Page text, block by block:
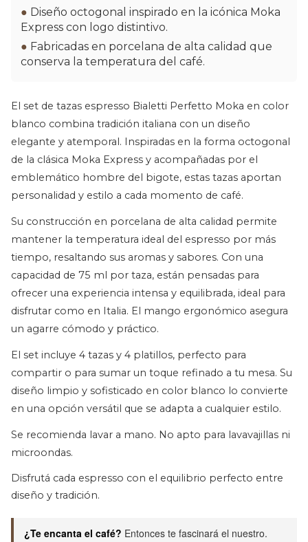
● Diseño octogonal inspirado en la icónica Moka
Express con logo distintivo.
● Fabricadas en porcelana de alta calidad que
conserva la temperatura del café.
El set de tazas espresso Bialetti Perfetto Moka en color
blanco combina tradición italiana con un diseño
elegante y atemporal. Inspiradas en la forma octogonal
de la clásica Moka Express y acompañadas por el
emblemático hombre del bigote, estas tazas aportan
personalidad y estilo a cada momento de café.
Su construcción en porcelana de alta calidad permite
mantener la temperatura ideal del espresso por más
tiempo, resaltando sus aromas y sabores. Con una
capacidad de 75 ml por taza, están pensadas para
ofrecer una experiencia intensa y equilibrada, ideal para
disfrutar como en Italia. El mango ergonómico asegura
un agarre cómodo y práctico.
El set incluye 4 tazas y 4 platillos, perfecto para
compartir o para sumar un toque refinado a tu mesa. Su
diseño limpio y sofisticado en color blanco lo convierte
en una opción versátil que se adapta a cualquier estilo.
Se recomienda lavar a mano. No apto para lavavajillas ni
microondas.
Disfrutá cada espresso con el equilibrio perfecto entre
diseño y tradición.
¿Te encanta el café? Entonces te fascinará el nuestro.